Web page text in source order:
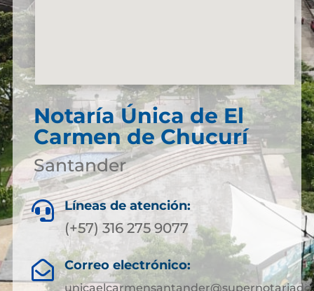
Notaría Única de El
Carmen de Chucurí
Santander
 Líneas de atención:
(+57) 316 275 9077
 Correo electrónico: